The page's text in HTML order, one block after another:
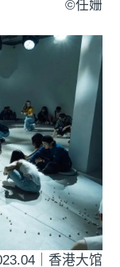
©️任姗
｜香港大馆